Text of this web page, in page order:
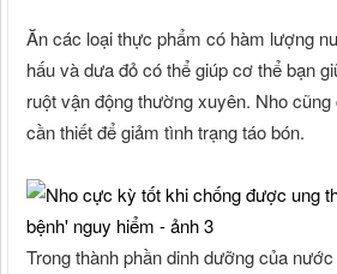
Ăn các loại thực phẩm có hàm lượng
hấu và dưa đỏ có thể giúp cơ thể bạn
ruột vận động thường xuyên. Nho
cần thiết để giảm tình trạng táo bón.
Trong thành phần dinh dưỡng của